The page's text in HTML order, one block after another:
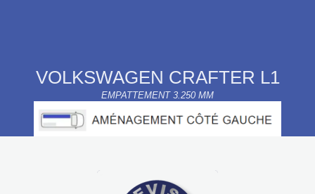
VOLKSWAGEN CRAFTER L1
EMPATTEMENT 3.250 MM